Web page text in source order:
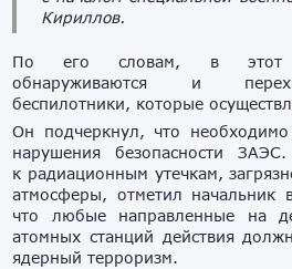
Кириллов.
По его словам, в этот
обнаруживаются и
беспилотники, которые
Он подчеркнул, что необходимо
нарушения безопасности
к радиационным утечкам,
атмосферы, отметил начальник
что любые направленные на
атомных станций действия
ядерный терроризм.